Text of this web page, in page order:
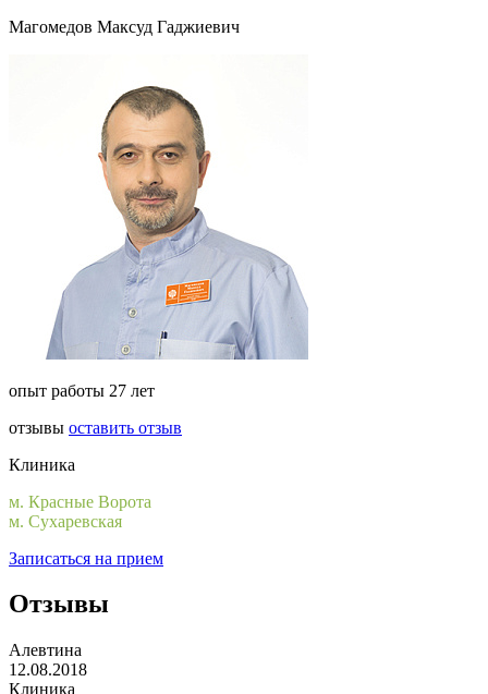
Магомедов Максуд Гаджиевич
опыт работы 27 лет
отзывы оставить отзыв
Клиника
м. Красные Ворота
м. Сухаревская
Записаться на прием
Отзывы
Алевтина
12.08.2018
Клиника